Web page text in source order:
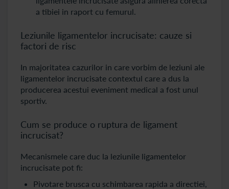
a tibiei in raport cu femurul.
Leziunile ligamentelor incrucisate: cauze si
factori de risc
In majoritatea cazurilor in care vorbim de leziuni ale
ligamentelor incrucisate contextul care a dus la
producerea acestui eveniment medical a fost unul
sportiv.
Cum se produce o ruptura de ligament
incrucisat?
Mecanismele care duc la leziunile ligamentelor
incrucisate pot fi:
Pivotare brusca cu schimbarea rapida a directiei,